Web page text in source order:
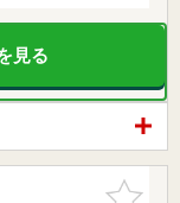
見る
お気に入